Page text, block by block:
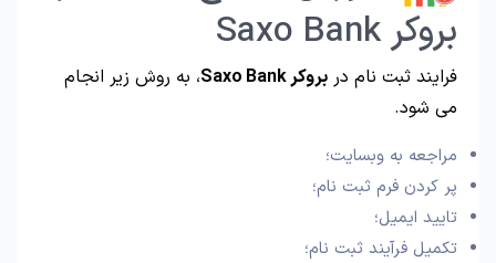
بروکر Saxo Bank
فرایند ثبت‌ نام در بروکر Saxo Bank
، به روش زیر انجام
می‌ شود.
مراجعه به وبسایت؛
پر کردن فرم ثبت نام؛
تایید ایمیل؛
تکمیل فرآیند ثبت نام؛